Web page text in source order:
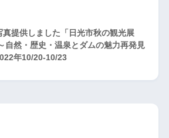
真提供しました「日光市秋の観光展
自然・歴史・温泉とダムの魅力再発見
年10/20-10/23